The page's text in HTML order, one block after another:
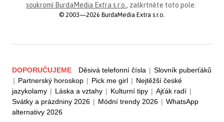
soukromí BurdaMedia Extra s.r.o., zaškrtněte toto pole.
© 2003—2026 BurdaMedia Extra s.r.o.
DOPORUČUJEME Děsivá telefonní čísla | Slovník puberťáků
| Partnerský horoskop | Pick me girl | Nejtěžší české
jazykolamy | Láska a vztahy | Kulturní tipy | Ajťák radí |
Svátky a prázdniny 2026 | Módní trendy 2026 | WhatsApp
alternativy 2026